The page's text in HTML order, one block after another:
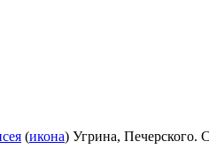
(икона) Угрина, Печерского.